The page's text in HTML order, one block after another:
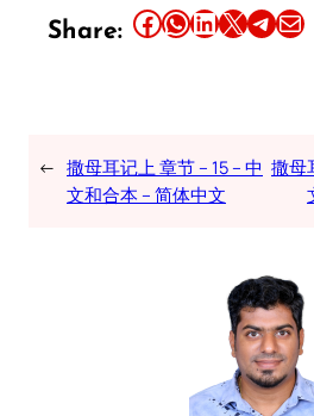
Share: Share this article on Facebook Share this article on WhatsApp Share this article on LinkedIn Share this article on X Share this article on TelegramEmail this Article
← 撒母耳记上 章节 – 15 – 中
文和合本 – 简体中文
撒母